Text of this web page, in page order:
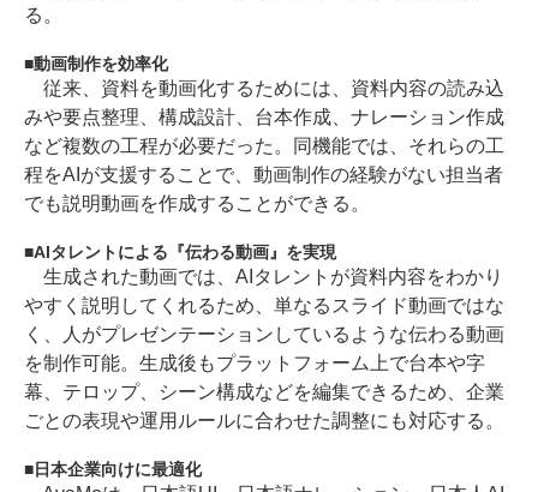
る。
動画制作を効率化
従来、資料を動画化するためには、資料内容の読み込
みや要点整理、構成設計、台本作成、ナレーション作成
など複数の工程が必要だった。同機能では、それらの工
程をAIが支援することで、動画制作の経験がない担当者
でも説明動画を作成することができる。
AIタレントによる『伝わる動画』を実現
生成された動画では、AIタレントが資料内容をわかり
やすく説明してくれるため、単なるスライド動画ではな
く、人がプレゼンテーションしているような伝わる動画
を制作可能。生成後もプラットフォーム上で台本や字
幕、テロップ、シーン構成などを編集できるため、企業
ごとの表現や運用ルールに合わせた調整にも対応する。
日本企業向けに最適化